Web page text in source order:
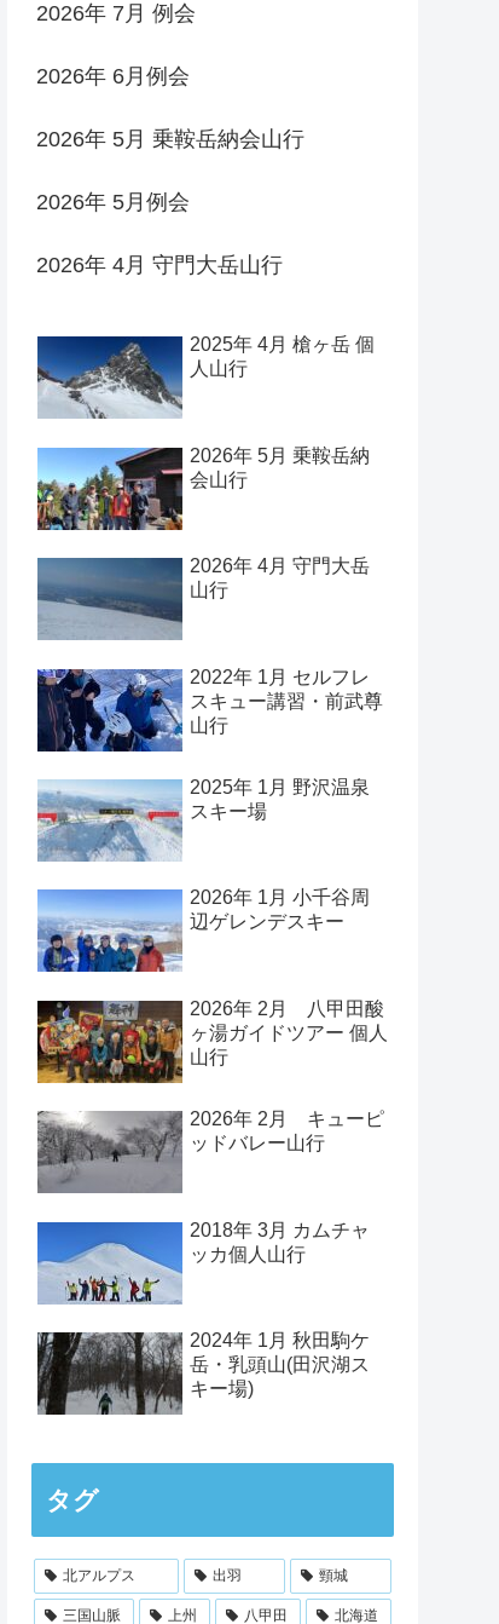
2026年 7月 例会
2026年 6月例会
2026年 5月 乗鞍岳納会山行
2026年 5月例会
2026年 4月 守門大岳山行
2025年 4月 槍ヶ岳 個
人山行
2026年 5月 乗鞍岳納
会山行
2026年 4月 守門大岳
山行
2022年 1月 セルフレ
スキュー講習・前武尊
山行
2025年 1月 野沢温泉
スキー場
2026年 1月 小千谷周
辺ゲレンデスキー
2026年 2月 八甲田酸
ヶ湯ガイドツアー 個人
山行
2026年 2月 キューピ
ッドバレー山行
2018年 3月 カムチャ
ッカ個人山行
2024年 1月 秋田駒ケ
岳・乳頭山(田沢湖ス
キー場)
タグ
北アルプス 出羽 頸城
三国山脈 上州 八甲田 北海道